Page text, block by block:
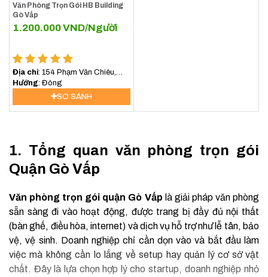
Văn Phòng Trọn Gói HB Building
Gò Vấp
1.200.000VND/Người
Địa chỉ: 154 Phạm Văn Chiêu,
Phường 9, Quận Gò Vấp
Hướng : Đông
SO SÁNH
1. Tổng quan văn phòng trọn gói
Quận Gò Vấp
Văn phòng trọn gói quận Gò Vấp là giải pháp văn phòng
sẵn sàng đi vào hoạt động, được trang bị đầy đủ nội thất
(bàn ghế, điều hòa, internet) và dịch vụ hỗ trợ như lễ tân, bảo
vệ, vệ sinh. Doanh nghiệp chỉ cần dọn vào và bắt đầu làm
việc mà không cần lo lắng về setup hay quản lý cơ sở vật
chất. Đây là lựa chọn hợp lý cho startup, doanh nghiệp nhỏ